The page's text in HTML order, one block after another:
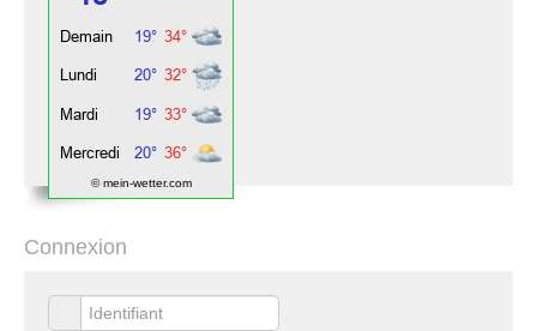
© mein-wetter.com
Connexion